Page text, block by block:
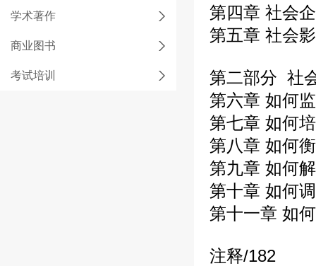
学术著作
商业图书
考试培训
第四章 社会
第五章 社会
第二部分 社
第六章 如何
第七章 如何
第八章 如何
第九章 如何
第十章 如何
第十一章 如
注释/182